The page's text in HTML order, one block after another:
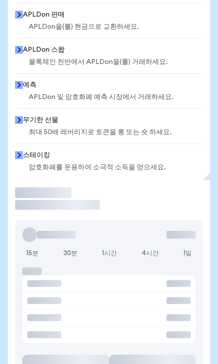
APLDon 판매
APLDon을(를) 현금으로 교환하세요.
APLDon 스왑
블록체인 전반에서 APLDon을(를) 거래하세요.
예측
APLDon 및 암호화폐 예측 시장에서 거래하세요.
무기한 선물
최대 50배 레버리지로 토큰을 롱 또는 숏 하세요.
스테이킹
암호화폐를 운용하여 소극적 소득을 얻으세요.
15분 30분 1시간 4시간 1일